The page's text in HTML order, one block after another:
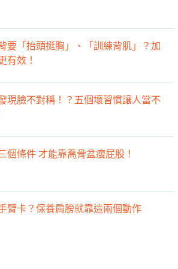
要「抬頭挺胸」、「訓練背肌」？加
有效！
現臉不對稱！？五個壞習慣讓人當不
個條件 才能靠喬骨盆瘦屁股！
臂卡？保養肩膀就靠這兩個動作